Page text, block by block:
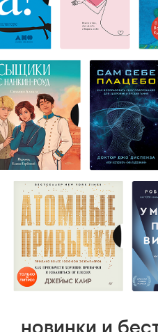
новинки и